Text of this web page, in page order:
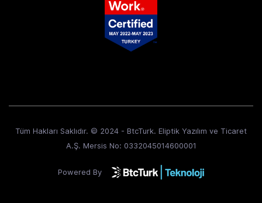
Tüm Hakları Saklıdır. © 2024 - BtcTurk. Eliptik Yazılım ve Ticaret
A.Ş. Mersis No: 0332045014600001
Powered By